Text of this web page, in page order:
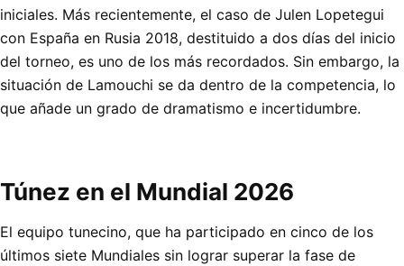
iniciales. Más recientemente, el caso de Julen Lopetegui
con España en Rusia 2018, destituido a dos días del inicio
del torneo, es uno de los más recordados. Sin embargo, la
situación de Lamouchi se da dentro de la competencia, lo
que añade un grado de dramatismo e incertidumbre.
Túnez en el Mundial 2026
El equipo tunecino, que ha participado en cinco de los
últimos siete Mundiales sin lograr superar la fase de